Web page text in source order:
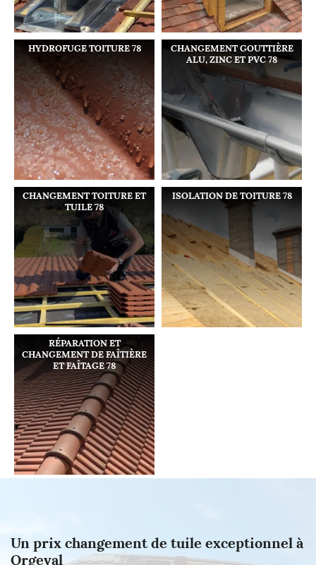
HYDROFUGE TOITURE 78
CHANGEMENT GOUTTIÈRE
ALU, ZINC ET PVC 78
CHANGEMENT TOITURE ET
TUILE 78
ISOLATION DE TOITURE 78
RÉPARATION ET
CHANGEMENT DE FAÎTIÈRE
ET FAÎTAGE 78
Un prix changement de tuile exceptionnel à
Orgeval